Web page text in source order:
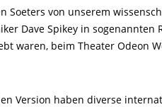
Soeters von unserem
Dave Spikey in sogenannten
waren, beim Theater Odeon
Version haben diverse